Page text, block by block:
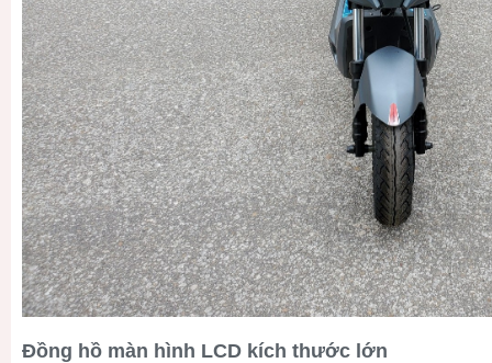
Đồng hồ màn hình LCD kích thước lớn